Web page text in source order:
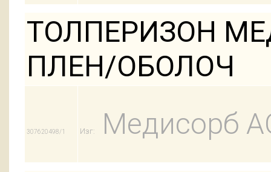
ТОЛПЕРИЗОН
ПЛЕН/ОБОЛОЧ
307620498/1 Изг:
Медисорб